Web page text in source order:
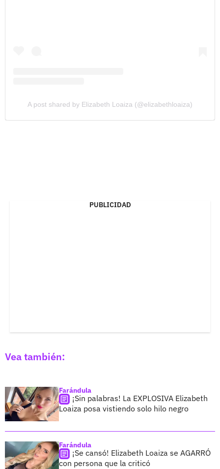
A post shared by Elizabeth Loaiza (@elizabethloaiza)
PUBLICIDAD
Vea también:
Farándula
¡Sin palabras! La EXPLOSIVA Elizabeth
Loaiza posa vistiendo solo hilo negro
Farándula
¡Se cansó! Elizabeth Loaiza se AGARRÓ
con persona que la criticó